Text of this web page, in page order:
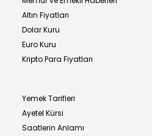
Altın Fiyatları
Dolar Kuru
Euro Kuru
Kripto Para Fiyatları
Yemek Tarifleri
Ayetel Kürsi
Saatlerin Anlamı